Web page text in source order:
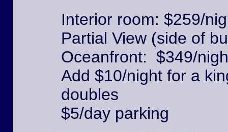
Interior room: $259/
Partial View (side of
Oceanfront: $349/
Add $10/night for a
doubles
$5/day parking